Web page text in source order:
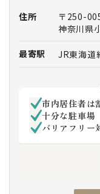
住所
〒250-
神奈川県
最寄駅
JR東海道
ざる菊
市内居住者は
十分な駐車場
バリアフリー